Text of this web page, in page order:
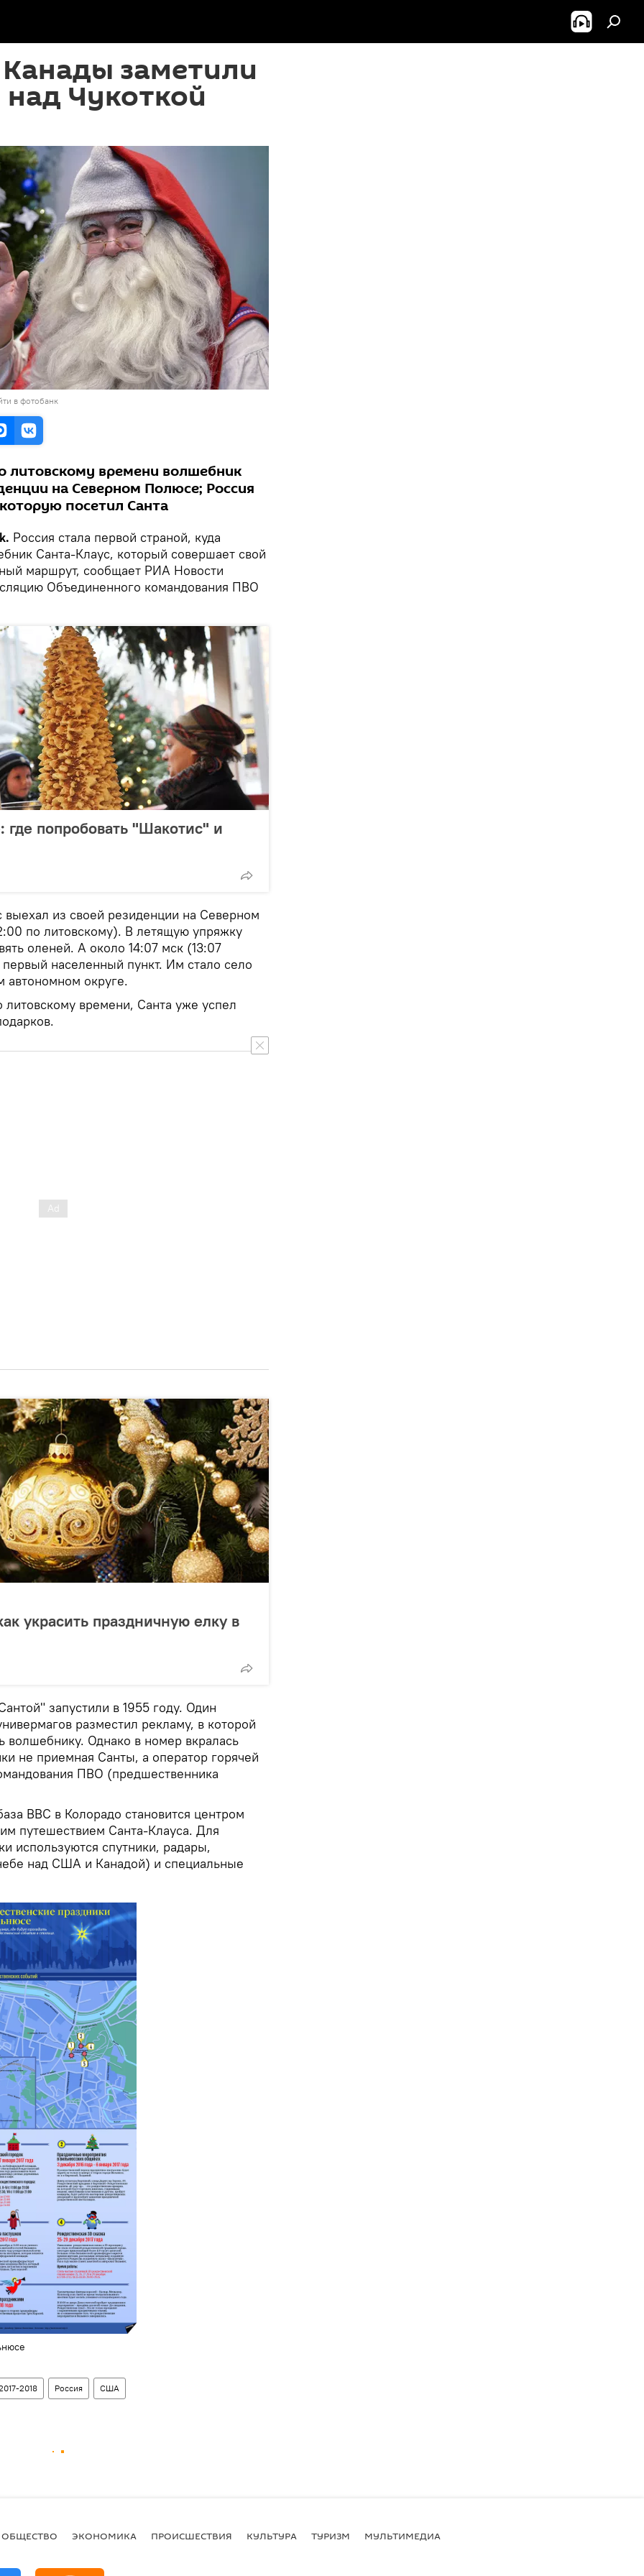
заметили
Чукоткой
в фотобанк
литовскому времени волшебник
на Северном Полюсе; Россия
посетил Санта
Россия стала первой страной, куда
Санта-Клаус, который совершает свой
маршрут, сообщает РИА Новости
Объединенного командования ПВО
где попробовать "Шакотис" и
выехал из своей резиденции на Северном
по литовскому). В летящую упряжку
оленей. А около 14:07 мск (13:07
населенный пункт. Им стало село
автономном округе.
времени, Санта уже успел
украсить праздничную елку в
запустили в 1955 году. Один
разместил рекламу, в которой
волшебнику. Однако в номер вкралась
не приемная Санты, а оператор горячей
ПВО (предшественника
ВВС в Колорадо становится центром
путешествием Санта-Клауса. Для
используются спутники, радары,
над США и Канадой) и специальные
2018 Россия США
ОБЩЕСТВО ЭКОНОМИКА ПРОИСШЕСТВИЯ КУЛЬТУРА ТУРИЗМ МУЛЬТИМЕДИА